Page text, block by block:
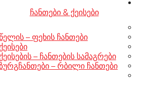
ჩანთები & ქეისები
წელის – ფეხის ჩანთები
ქეისები
ქეისების – ჩანთების სამაგრები
– რბილი ჩანთები